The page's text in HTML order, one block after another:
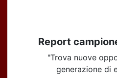
Report
"Trova nuove
generazione di